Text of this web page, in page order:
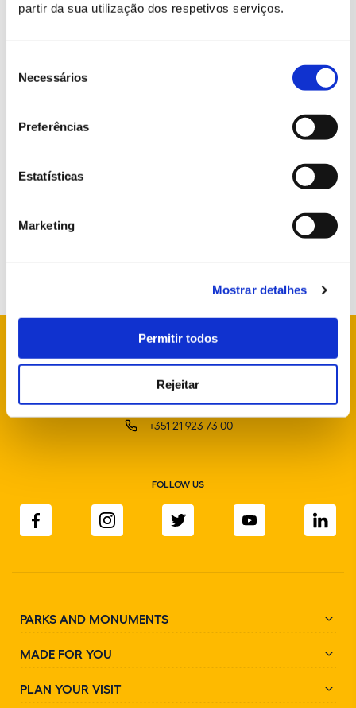
partir da sua utilização dos respetivos serviços.
Necessários
Preferências
Estatísticas
Marketing
Mostrar detalhes
Permitir todos
Rejeitar
More Information
21 923 73 00
+351 21 923 73 00
FOLLOW US
PARKS AND MONUMENTS
MADE FOR YOU
PLAN YOUR VISIT